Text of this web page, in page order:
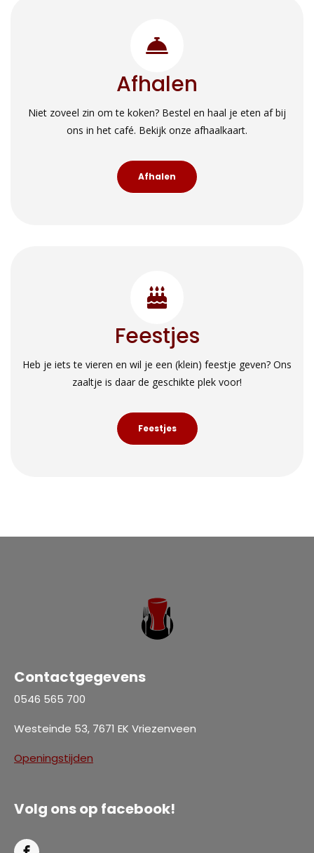
Afhalen
Niet zoveel zin om te koken? Bestel en haal je eten af bij
ons in het café. Bekijk onze afhaalkaart.
Afhalen
Feestjes
Heb je iets te vieren en wil je een (klein) feestje geven? Ons
zaaltje is daar de geschikte plek voor!
Feestjes
Contactgegevens
0546 565 700
Westeinde 53, 7671 EK Vriezenveen
Openingstijden
Volg ons op facebook!